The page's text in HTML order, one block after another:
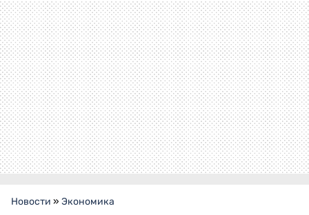
Новости » Экономика